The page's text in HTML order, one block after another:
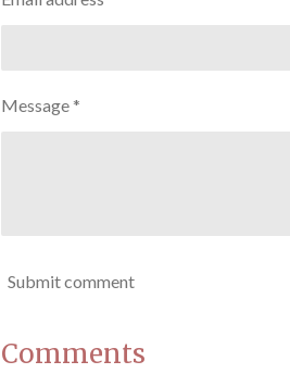
Message *
Submit comment
Comments